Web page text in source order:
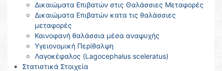
Δικαιώματα Επιβατών στις Θαλάσσιες Μεταφορές
Δικαιώματα Επιβατών κατα τις θαλάσσιες
μεταφορές
Καινοφανή θαλάσσια μέσα αναψυχής
Υγειονομική Περίθαλψη
Λαγοκέφαλος (Lagocephalus sceleratus)
Στατιστικά Στοιχεία